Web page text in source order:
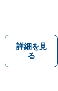
詳細を見
る